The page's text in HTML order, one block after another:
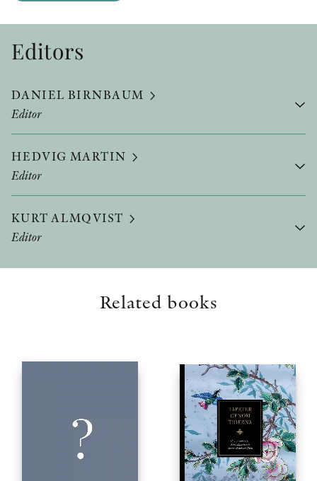
Editors
DANIEL BIRNBAUM
Editor
HEDVIG MARTIN
Editor
KURT ALMQVIST
Editor
Related books